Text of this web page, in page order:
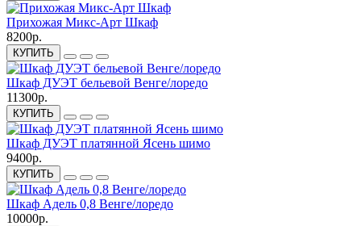
Прихожая Микс-Арт Шкаф
8200р.
КУПИТЬ
Шкаф ДУЭТ бельевой Венге/лоредо
11300р.
КУПИТЬ
Шкаф ДУЭТ платянной Ясень шимо
9400р.
КУПИТЬ
Шкаф Адель 0,8 Венге/лоредо
10000р.